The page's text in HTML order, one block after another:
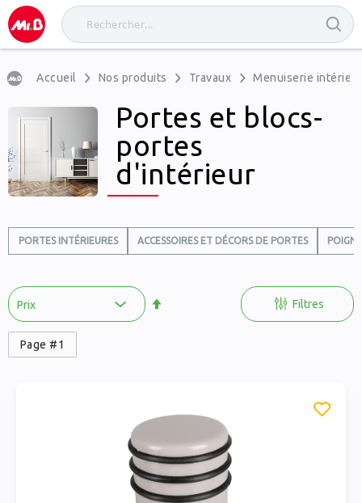
Accueil Nos produits Travaux Menuiserie
Portes et blocs-
portes
d'intérieur
PORTES INTÉRIEURES ACCESSOIRES ET DÉCORS DE PORTES
Filtres
Page #1